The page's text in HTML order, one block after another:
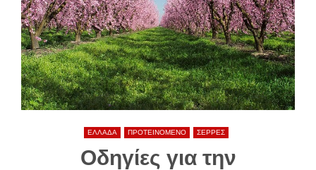
ΕΛΛΑΔΑ ΠΡΟΤΕΙΝΟΜΕΝΟ ΣΕΡΡΕΣ
Οδηγίες για την